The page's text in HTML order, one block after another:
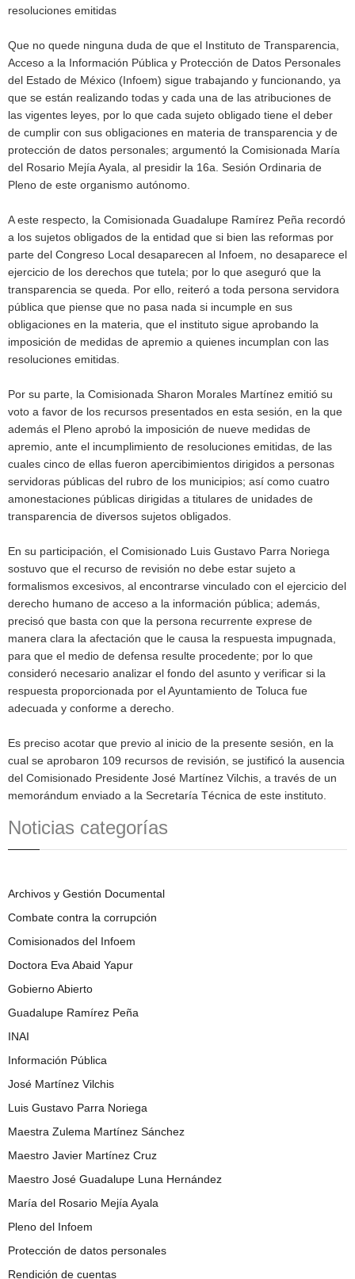
resoluciones emitidas
Que no quede ninguna duda de que el Instituto de Transparencia,
Acceso a la Información Pública y Protección de Datos Personales
del Estado de México (Infoem) sigue trabajando y funcionando, ya
que se están realizando todas y cada una de las atribuciones de
las vigentes leyes, por lo que cada sujeto obligado tiene el deber
de cumplir con sus obligaciones en materia de transparencia y de
protección de datos personales; argumentó la Comisionada María
del Rosario Mejía Ayala, al presidir la 16a. Sesión Ordinaria de
Pleno de este organismo autónomo.
A este respecto, la Comisionada Guadalupe Ramírez Peña recordó
a los sujetos obligados de la entidad que si bien las reformas por
parte del Congreso Local desaparecen al Infoem, no desaparece el
ejercicio de los derechos que tutela; por lo que aseguró que la
transparencia se queda. Por ello, reiteró a toda persona servidora
pública que piense que no pasa nada si incumple en sus
obligaciones en la materia, que el instituto sigue aprobando la
imposición de medidas de apremio a quienes incumplan con las
resoluciones emitidas.
Por su parte, la Comisionada Sharon Morales Martínez emitió su
voto a favor de los recursos presentados en esta sesión, en la que
además el Pleno aprobó la imposición de nueve medidas de
apremio, ante el incumplimiento de resoluciones emitidas, de las
cuales cinco de ellas fueron apercibimientos dirigidos a personas
servidoras públicas del rubro de los municipios; así como cuatro
amonestaciones públicas dirigidas a titulares de unidades de
transparencia de diversos sujetos obligados.
En su participación, el Comisionado Luis Gustavo Parra Noriega
sostuvo que el recurso de revisión no debe estar sujeto a
formalismos excesivos, al encontrarse vinculado con el ejercicio del
derecho humano de acceso a la información pública; además,
precisó que basta con que la persona recurrente exprese de
manera clara la afectación que le causa la respuesta impugnada,
para que el medio de defensa resulte procedente; por lo que
consideró necesario analizar el fondo del asunto y verificar si la
respuesta proporcionada por el Ayuntamiento de Toluca fue
adecuada y conforme a derecho.
Es preciso acotar que previo al inicio de la presente sesión, en la
cual se aprobaron 109 recursos de revisión, se justificó la ausencia
del Comisionado Presidente José Martínez Vilchis, a través de un
memorándum enviado a la Secretaría Técnica de este instituto.
Noticias categorías
Archivos y Gestión Documental
Combate contra la corrupción
Comisionados del Infoem
Doctora Eva Abaid Yapur
Gobierno Abierto
Guadalupe Ramírez Peña
INAI
Información Pública
José Martínez Vilchis
Luis Gustavo Parra Noriega
Maestra Zulema Martínez Sánchez
Maestro Javier Martínez Cruz
Maestro José Guadalupe Luna Hernández
María del Rosario Mejía Ayala
Pleno del Infoem
Protección de datos personales
Rendición de cuentas